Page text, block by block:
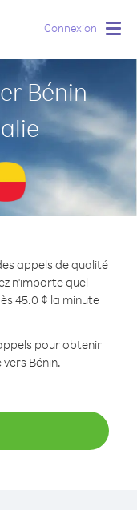
Connexion
Bénin
appels de qualité
n'importe quel
45.0 ¢ la minute
pour obtenir
Bénin.